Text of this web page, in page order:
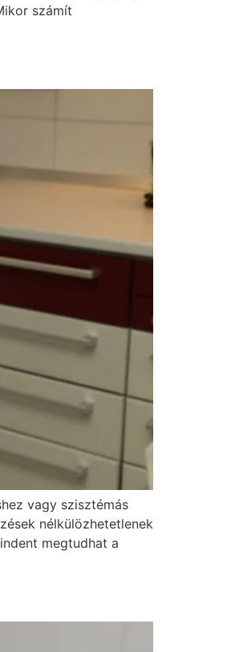
számít
vagy szisztémás
nélkülözhetetlenek
megtudhat a